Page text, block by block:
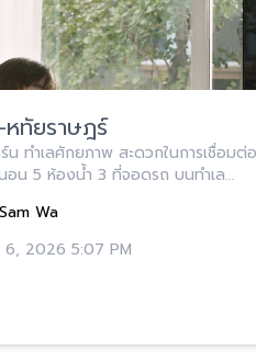
หทัยราษฎร์
น ทำเลศักยภาพ สะดวกในการเชื่อมต่อ
น 5 ห้องน้ำ 3 ที่จอดรถ บนทำเล
างด่วน และ แฟชั่นฯ
Wa
2026 5:07 PM